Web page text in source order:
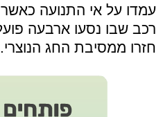
עמדו על אי התנועה
רכב שבו נסעו ארבעה
חזרו ממסיבת החג הנוצרי.